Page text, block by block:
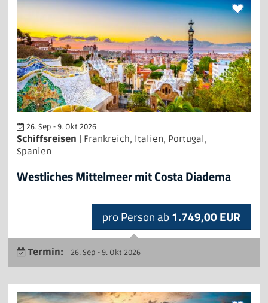
26. Sep - 9. Okt 2026
Schiffsreisen | Frankreich, Italien, Portugal,
Spanien
Westliches Mittelmeer mit Costa Diadema
pro Person ab 1.749,00 EUR
Termin: 26. Sep - 9. Okt 2026